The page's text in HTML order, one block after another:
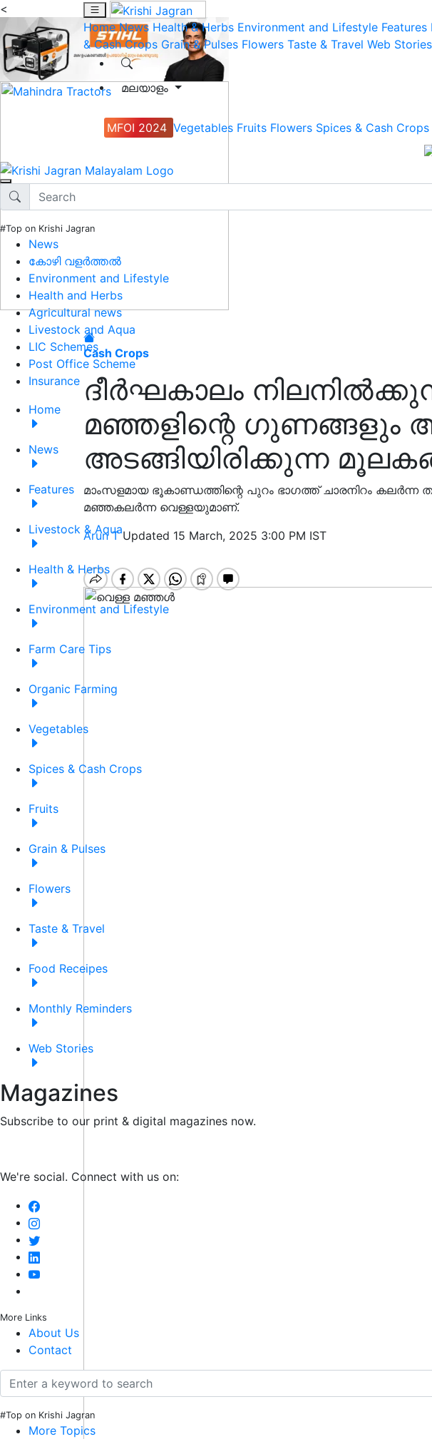
<
Home News Health & Herbs Environment and Lifestyle Features
& Cash Crops Grain & Pulses Flowers Taste & Travel Web Stories
മലയാളം
MFOI 2024 Vegetables Fruits Flowers Spices & Cash Crops
#Top on Krishi Jagran
News
കോഴി വളർത്തൽ
Environment and Lifestyle
Health and Herbs
Agricultural news
Livestock and Aqua
LIC Schemes
Post Office Scheme
Insurance
Home
News
Features
Livestock & Aqua
Health & Herbs
Environment and Lifestyle
Farm Care Tips
Organic Farming
Vegetables
Spices & Cash Crops
Fruits
Grain & Pulses
Flowers
Taste & Travel
Food Receipes
Monthly Reminders
Web Stories
Magazines
Subscribe to our print & digital magazines now.
We're social. Connect with us on:
More Links
About Us
Contact
#Top on Krishi Jagran
More Topics
Cash Crops
ദീർഘകാലം
മഞ്ഞളിന്റെ ഗുണങ്ങളും
അടങ്ങിയിരിക്കുന്ന
മാംസളമായ ഭൂകാണ്ഡത്തിന്റെ പുറം ഭാഗത്ത് ചാരനിറം കലർന്ന
മഞ്ഞകലർന്ന വെള്ളയുമാണ്.
Arun TUpdated 15 March, 2025 3:00 PM IST